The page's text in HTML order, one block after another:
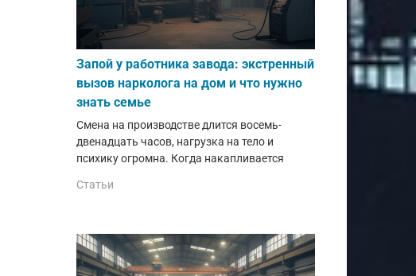
Запой у работника завода: экстренный
вызов нарколога на дом и что нужно
знать семье
Смена на производстве длится восемь-
двенадцать часов, нагрузка на тело и
психику огромна. Когда накапливается
Статьи